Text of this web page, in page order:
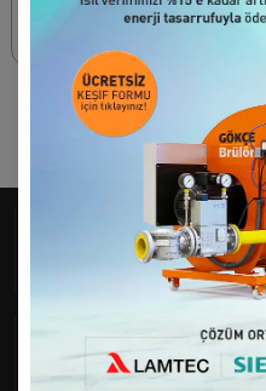
165 - 1430 kW